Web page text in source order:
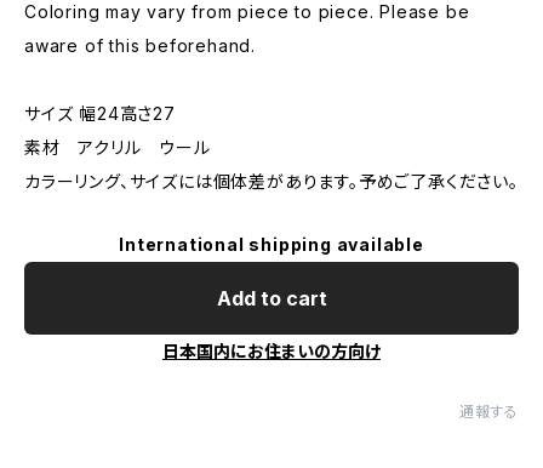
Coloring may vary from piece to piece. Please be
aware of this beforehand.
サイズ 幅24高さ27
素材 アクリル ウール
カラーリング、サイズには個体差があります。予めご了承ください。
International shipping available
Add to cart
日本国内にお住まいの方向け
通報する